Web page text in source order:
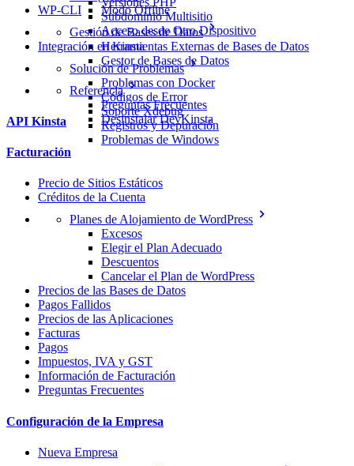
Subdominio Multisitio
Acceso desde Otro Dispositivo
Modo Offline
WP-CLI
Gestión de Bases de Datos
Herramientas Externas de Bases de Datos
Gestor de Bases de Datos
Integración en Kinsta
Solución de Problemas
Problemas con Docker
Códigos de Error
Soporte Xdebug
Registros y Depuración
Problemas de Windows
Referencia
Preguntas Frecuentes
Desinstalar DevKinsta
API Kinsta
Facturación
Precio de Sitios Estáticos
Créditos de la Cuenta
Planes de Alojamiento de WordPress
Excesos
Elegir el Plan Adecuado
Descuentos
Cancelar el Plan de WordPress
Precios de las Bases de Datos
Pagos Fallidos
Precios de las Aplicaciones
Facturas
Pagos
Impuestos, IVA y GST
Información de Facturación
Preguntas Frecuentes
Configuración de la Empresa
Nueva Empresa